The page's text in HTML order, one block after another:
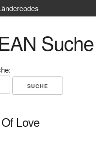
Suche
Love